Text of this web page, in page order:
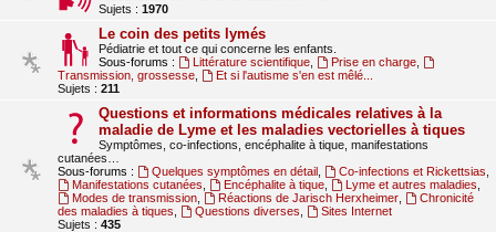
Sujets : 1970
Le coin des petits lymés
Pédiatrie et tout ce qui concerne les enfants.
Sous-forums :
Littérature scientifique, Prise en charge,
Transmission, grossesse
Et si l'autisme s'en est mêlé...
Sujets : 211
Questions et informations médicales relatives à la
maladie de Lyme et les maladies vectorielles à tiques
Symptômes, co-infections, encéphalite à tique, manifestations
cutanées…
Sous-forums :
Quelques symptômes en détail, Co-infections et Rickettsias
Manifestations cutanées
Encéphalite à tique, Lyme et autres maladies
Modes de transmission, Réactions de Jarisch Herxheimer,
Chronicité
des maladies à tiques
Questions diverses
Sites Internet
Sujets : 435